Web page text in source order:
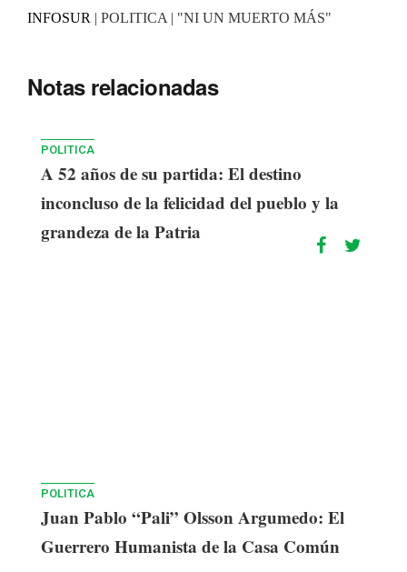
INFOSUR | POLITICA | "NI UN MUERTO MÁS"
Notas relacionadas
POLITICA
A 52 años de su partida: El destino
inconcluso de la felicidad del pueblo y la
grandeza de la Patria
POLITICA
Juan Pablo “Pali” Olsson Argumedo: El
Guerrero Humanista de la Casa Común